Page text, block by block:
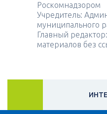
Роскомнадзором
Учредитель:
муниципального
Главный
материалов без